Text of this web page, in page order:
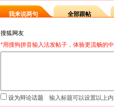
我来说两句 全部跟帖
*用搜狗拼音输入法发帖子，体验更流畅的
设为辩论话题